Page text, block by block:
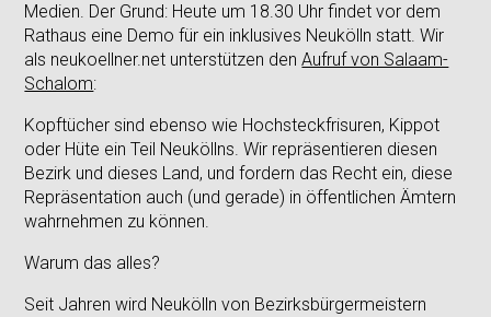
Medien. Der Grund: Heute um 18.30 Uhr findet vor dem
Rathaus eine Demo für ein inklusives Neukölln statt. Wir
als neukoellner.net unterstützen denAufruf von Salaam-
Schalom:
Kopftücher sind ebenso wie Hochsteckfrisuren, Kippot
oder Hüte ein Teil Neuköllns. Wir repräsentieren diesen
Bezirk und dieses Land, und fordern das Recht ein, diese
Repräsentation auch (und gerade) in öffentlichen Ämtern
wahrnehmen zu können.
Warum das alles?
Seit Jahren wird Neukölln von Bezirksbürgermeistern